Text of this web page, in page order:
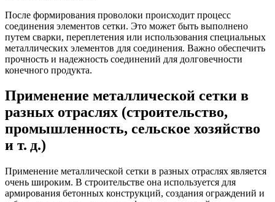
После формирования проволоки происходит процесс
соединения элементов сетки. Это может быть выполнено
путем сварки, переплетения или использования специальных
металлических элементов для соединения. Важно обеспечить
прочность и надежность соединений для долговечности
конечного продукта.
Применение металлической сетки в
разных отраслях (строительство,
промышленность, сельское хозяйство
и т. д.)
Применение металлической сетки в разных отраслях является
очень широким. В строительстве она используется для
армирования бетонных конструкций, создания ограждений и